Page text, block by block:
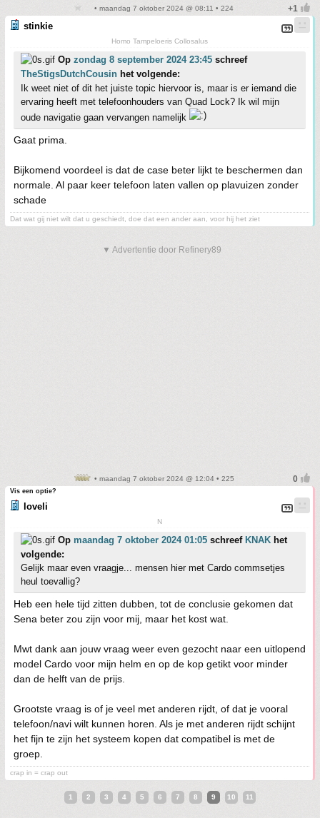
• maandag 7 oktober 2024 @ 08:11 • 224
stinkie
Homo Tampeloeris Collosalus
Op zondag 8 september 2024 23:45 schreef
TheStigsDutchCousin het volgende:
Ik weet niet of dit het juiste topic hiervoor is, maar is er iemand die
ervaring heeft met telefoonhouders van Quad Lock? Ik wil mijn
oude navigatie gaan vervangen namelijk
Gaat prima.
Bijkomend voordeel is dat de case beter lijkt te beschermen dan
normale. Al paar keer telefoon laten vallen op plavuizen zonder
schade
Dat wat gij niet wilt dat u geschiedt, doe dat een ander aan, voor hij het ziet
▼ Advertentie door Refinery89
• maandag 7 oktober 2024 @ 12:04 • 225
Vis een optie?
loveli
N
Op maandag 7 oktober 2024 01:05 schreef KNAK het
volgende:
Gelijk maar even vraagje... mensen hier met Cardo commsetjes
heul toevallig?
Heb een hele tijd zitten dubben, tot de conclusie gekomen dat
Sena beter zou zijn voor mij, maar het kost wat.
Mwt dank aan jouw vraag weer even gezocht naar een uitlopend
model Cardo voor mijn helm en op de kop getikt voor minder
dan de helft van de prijs.
Grootste vraag is of je veel met anderen rijdt, of dat je vooral
telefoon/navi wilt kunnen horen. Als je met anderen rijdt schijnt
het fijn te zijn het systeem kopen dat compatibel is met de
groep.
crap in = crap out
1 2 3 4 5 6 7 8 9 10 11